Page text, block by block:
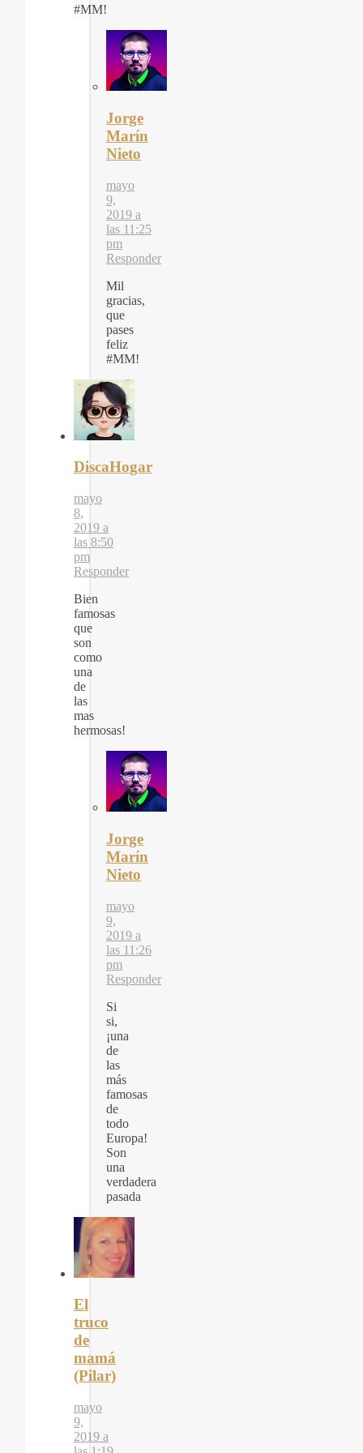
#MM!
Jorge
Marín
Nieto
mayo
9,
2019 a
las 11:25
pm
Responder
Mil
gracias,
que
pases
feliz
#MM!
DiscaHogar
mayo
8,
2019 a
las 8:50
pm
Responder
Bien
famosas
que
son
como
una
de
las
mas
hermosas!
Jorge
Marín
Nieto
mayo
9,
2019 a
las 11:26
pm
Responder
Si
si,
¡una
de
las
más
famosas
de
todo
Europa!
Son
una
verdadera
pasada
El
truco
de
mamá
(Pilar)
mayo
9,
2019 a